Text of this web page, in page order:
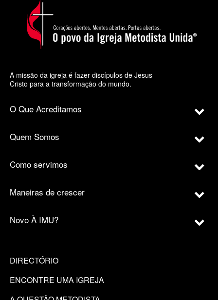
A missão da igreja é fazer discípulos de Jesus
Cristo para a transformação do mundo.
O Que Acreditamos
Quem Somos
Como servimos
Maneiras de crescer
Novo À IMU?
DIRECTÓRIO
ENCONTRE UMA IGREJA